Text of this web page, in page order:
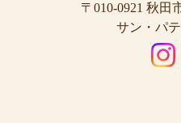
〒010-0921 秋田
サン・パ